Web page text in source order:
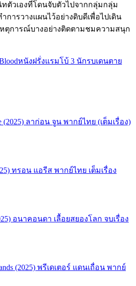
ตัวเองที่โดนจับตัวไปจากกลุ่มกลุ่ม
การวางแผนไว้อย่างดิบดีเพื่อไปเดิน
ตุการณ์บางอย่างติดตามชมความสนุก
หนังฝรั่งแรมโบ้ 3 นักรบเดนตาย
(2025) ลาก่อน จูน พากย์ไทย (เต็มเรื่อง)
ทรอน แอรีส พากย์ไทย เต็มเรื่อง
อนาคอนดา เลื้อยสยองโลก จบเรื่อง
(2025) พรีเดเตอร์ แดนเถื่อน พากย์